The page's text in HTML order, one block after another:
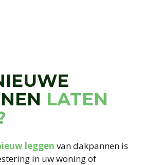
LATEN
leggen van dakpannen is
in uw woning of